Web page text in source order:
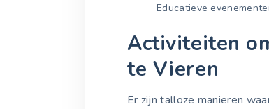
Educatieve
Activiteiten
te Vieren
Er zijn talloze manieren